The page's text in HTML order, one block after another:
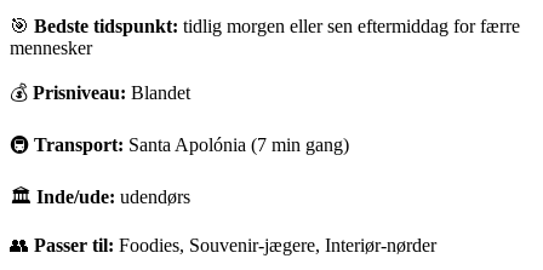
🎯 Bedste tidspunkt: tidlig morgen eller sen eftermiddag for færre
mennesker
💰 Prisniveau: Blandet
🚇 Transport: Santa Apolónia (7 min gang)
🏛 Inde/ude: udendørs
👥 Passer til: Foodies, Souvenir-jægere, Interiør-nørder